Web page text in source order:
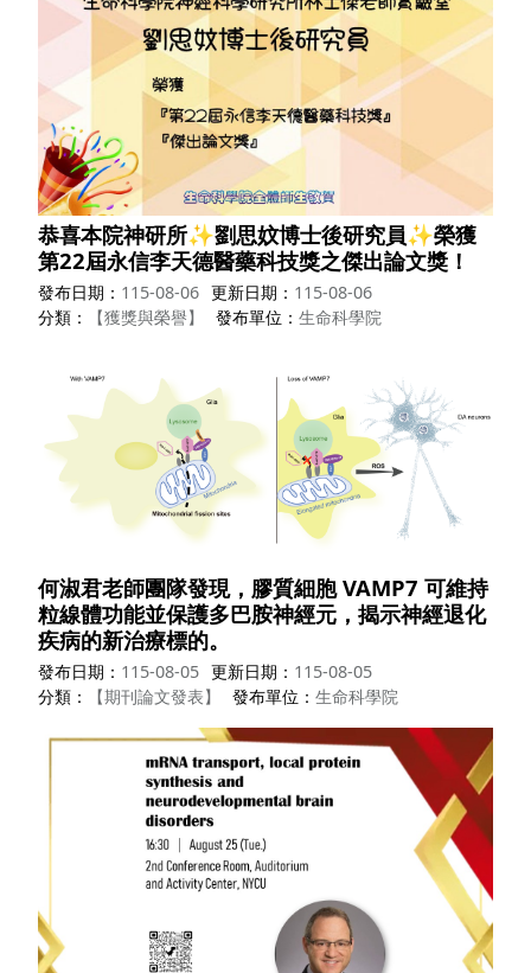
恭喜本院神研所✨劉思妏博士後研究員✨榮獲
第22屆永信李天德醫藥科技獎之傑出論文獎！
發布日期 115-08-06 更新日期
115-08-06
分類
【獲獎與榮譽】 發布單位 生命科學院
何淑君老師團隊發現，膠質細胞 VAMP7 可維持
粒線體功能並保護多巴胺神經元，揭示神經退化
疾病的新治療標的。
發布日期 115-08-05 更新日期
115-08-05
分類
【期刊論文發表】 發布單位 生命科學院